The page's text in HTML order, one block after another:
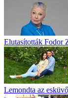
Elutasították Fodor
Lemondta az